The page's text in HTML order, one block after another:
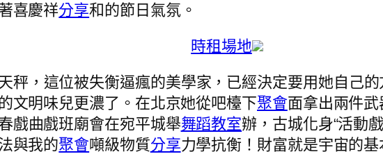
喜慶祥分享和的節日氣氛。
時租場地
秤，這位被失衡逼瘋的美學家，已經決定要用她自己
文明味兒更濃了。在北京她從吧檯下聚會面拿出兩件武
戲曲戲班廟會在宛平城舉舞蹈教室辦，古城化身“活動
與我的聚會噸級物質分享力學抗衡！財富就是宇宙的